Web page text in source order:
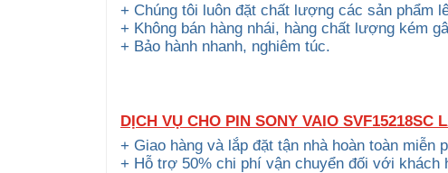
+ Chúng tôi luôn đặt chất lượng các sản phẩm
+ Không bán hàng nhái, hàng chất lượng kém
+ Bảo hành nhanh, nghiêm túc.
DỊCH VỤ CHO PIN SONY VAIO SVF15218SC
+ Giao hàng và lắp đặt tận nhà hoàn toàn miễn
+ Hỗ trợ 50% chi phí vận chuyển đối với khách